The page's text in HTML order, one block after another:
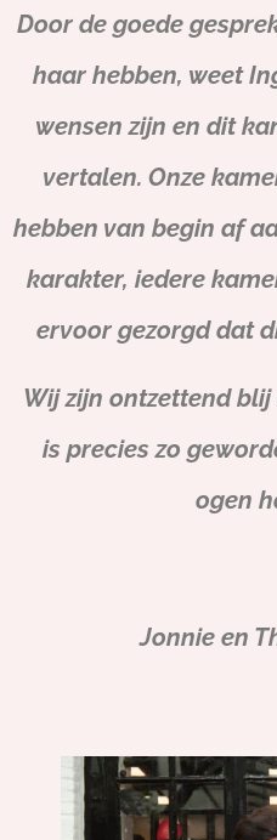
Door de goede
haar hebben, weet
wensen zijn en dit
vertalen. Onze
hebben van begin af
karakter, iedere
ervoor gezorgd dat
Wij zijn ontzettend
is precies zo
ogen
Jonnie en